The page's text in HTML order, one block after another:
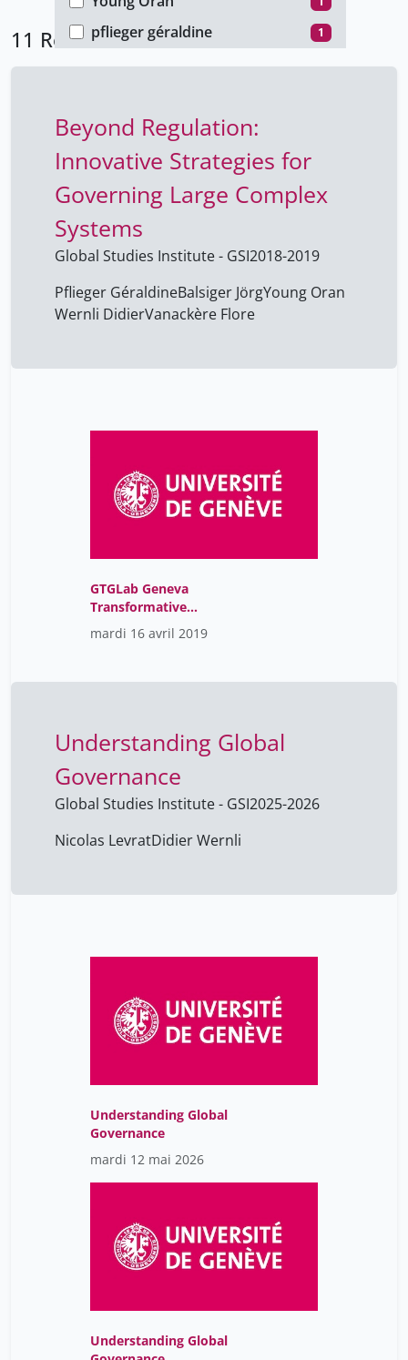
pflieger géraldine 1
11 Résultats
Beyond Regulation:
Innovative Strategies for
Governing Large Complex
Systems
Global Studies Institute - GSI2018-2019
Pflieger GéraldineBalsiger JörgYoung Oran
Wernli DidierVanackère Flore
GTGLab Geneva
Transformative
Governance Lab
mardi 16 avril 2019
Understanding Global
Governance
Global Studies Institute - GSI2025-2026
Nicolas LevratDidier Wernli
Understanding Global
Governance
mardi 12 mai 2026
Understanding Global